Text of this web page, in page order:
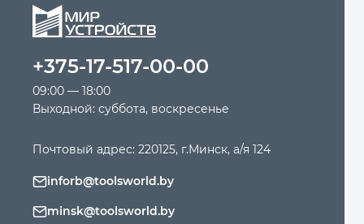
+375-17-517-00-00
09:00 — 18:00
Выходной: суббота, воскресенье
Почтовый адрес: 220125, г.Минск, а/я 124
inforb@toolsworld.by
minsk@toolsworld.by